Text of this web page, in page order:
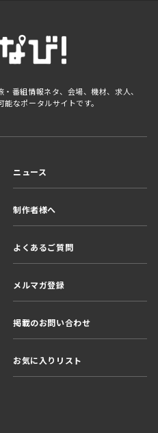
番組情報ネタ、会場、機材、求人、
なポータルサイトです。
ニュース
制作者様へ
よくあるご質問
メルマガ登録
掲載のお問い合わせ
お気に入りリスト